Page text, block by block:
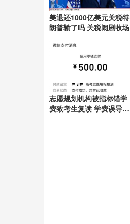
美退还1000亿美元关税特
朗普输了吗 关税闹剧收场
志愿规划机构被指标错学
费致考生复读 学费误导引